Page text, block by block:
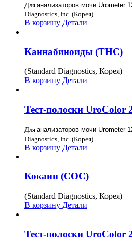
Для анализаторов мочи Urometer
Diagnostics, Inc. (Корея)
В корзину Детали
Каннабиноиды (THC)
(Standard Diagnostics, Корея)
В корзину Детали
Тест-полоски UroColor
Для анализаторов мочи Urometer
Diagnostics, Inc. (Корея)
В корзину Детали
Кокаин (COC)
(Standard Diagnostics, Корея)
В корзину Детали
Тест-полоски UroColor